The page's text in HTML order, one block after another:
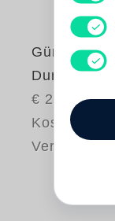
Günter
Dummer
€ 25.00
Kostenloser
Versand